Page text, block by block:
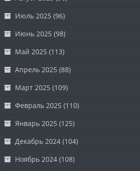
Июль 2025 (96)
Июнь 2025 (98)
Май 2025 (113)
Апрель 2025 (88)
Март 2025 (109)
Февраль 2025 (110)
Январь 2025 (125)
Декабрь 2024 (104)
Ноябрь 2024 (108)